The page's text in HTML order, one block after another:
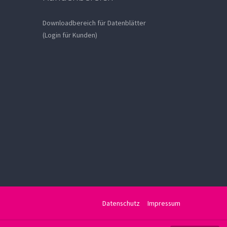
Downloadbereich für Datenblätter
(Login für Kunden)
Datenschutz Impressum